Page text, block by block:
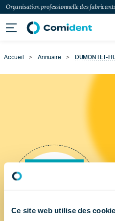
Ce site web utilise des
Organisation professionnelle des
Accueil > Annuaire > DUMONTET-